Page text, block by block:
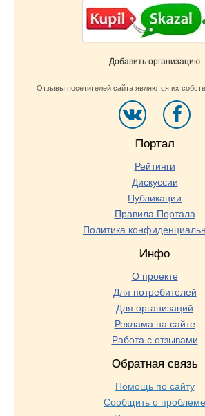
Добавить организацию
Отзывы посетителей сайта являются их
Портал
Рейтинги
Дискуссии
Публикации
Правила Портала
Политика
Инфо
О проекте
Для потребителей
Для организаций
Реклама на сайте
Работа с отзывами
Обратная связь
Помощь по сайту
Сообщить о проблеме